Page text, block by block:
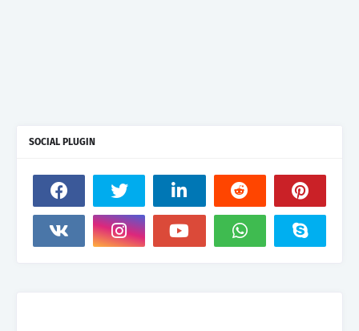
SOCIAL PLUGIN